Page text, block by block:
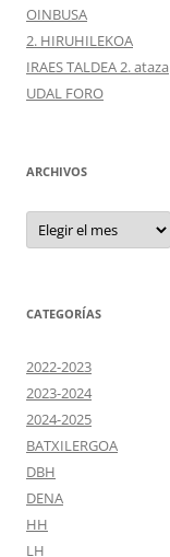
OINBUSA
2. HIRUHILEKOA
IRAES TALDEA 2. ataza
UDAL FORO
ARCHIVOS
Archivos
CATEGORÍAS
2022-2023
2023-2024
2024-2025
BATXILERGOA
DBH
DENA
HH
LH